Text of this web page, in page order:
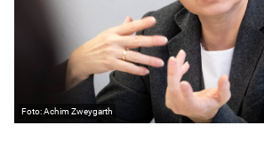
Achim Zweygarth